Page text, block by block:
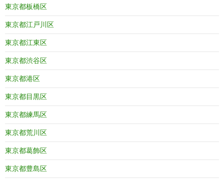
東京都板橋区
東京都江戸川区
東京都江東区
東京都渋谷区
東京都港区
東京都目黒区
東京都練馬区
東京都荒川区
東京都葛飾区
東京都豊島区